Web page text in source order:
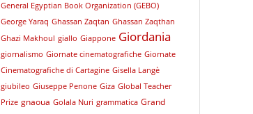
General Egyptian Book Organization (GEBO)
George Yaraq Ghassan Zaqtan Ghassan Zaqthan
Ghazi Makhoul giallo Giappone Giordania
giornalismo Giornate cinematografiche Giornate
Cinematografiche di Cartagine Gisella Langè
giubileo Giuseppe Penone Giza Global Teacher
Prize gnaoua Golala Nuri grammatica Grand